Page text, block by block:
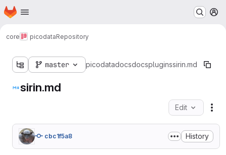
Skip to main content
Homepage
core picodataRepository
master picodatadocsdocspluginssirin.md
sirin.md
Edit
cbc1f5a8 History